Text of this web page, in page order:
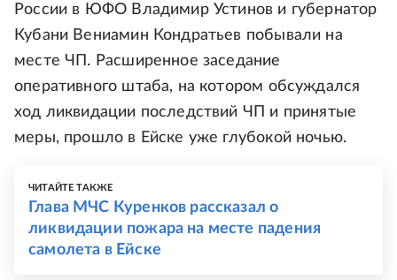
России в ЮФО Владимир Устинов и губернатор
Кубани Вениамин Кондратьев побывали на
месте ЧП. Расширенное заседание
оперативного штаба, на котором обсуждался
ход ликвидации последствий ЧП и принятые
меры, прошло в Ейске уже глубокой ночью.
ЧИТАЙТЕ ТАКЖЕ
Глава МЧС Куренков рассказал о
ликвидации пожара на месте падения
самолета в Ейске